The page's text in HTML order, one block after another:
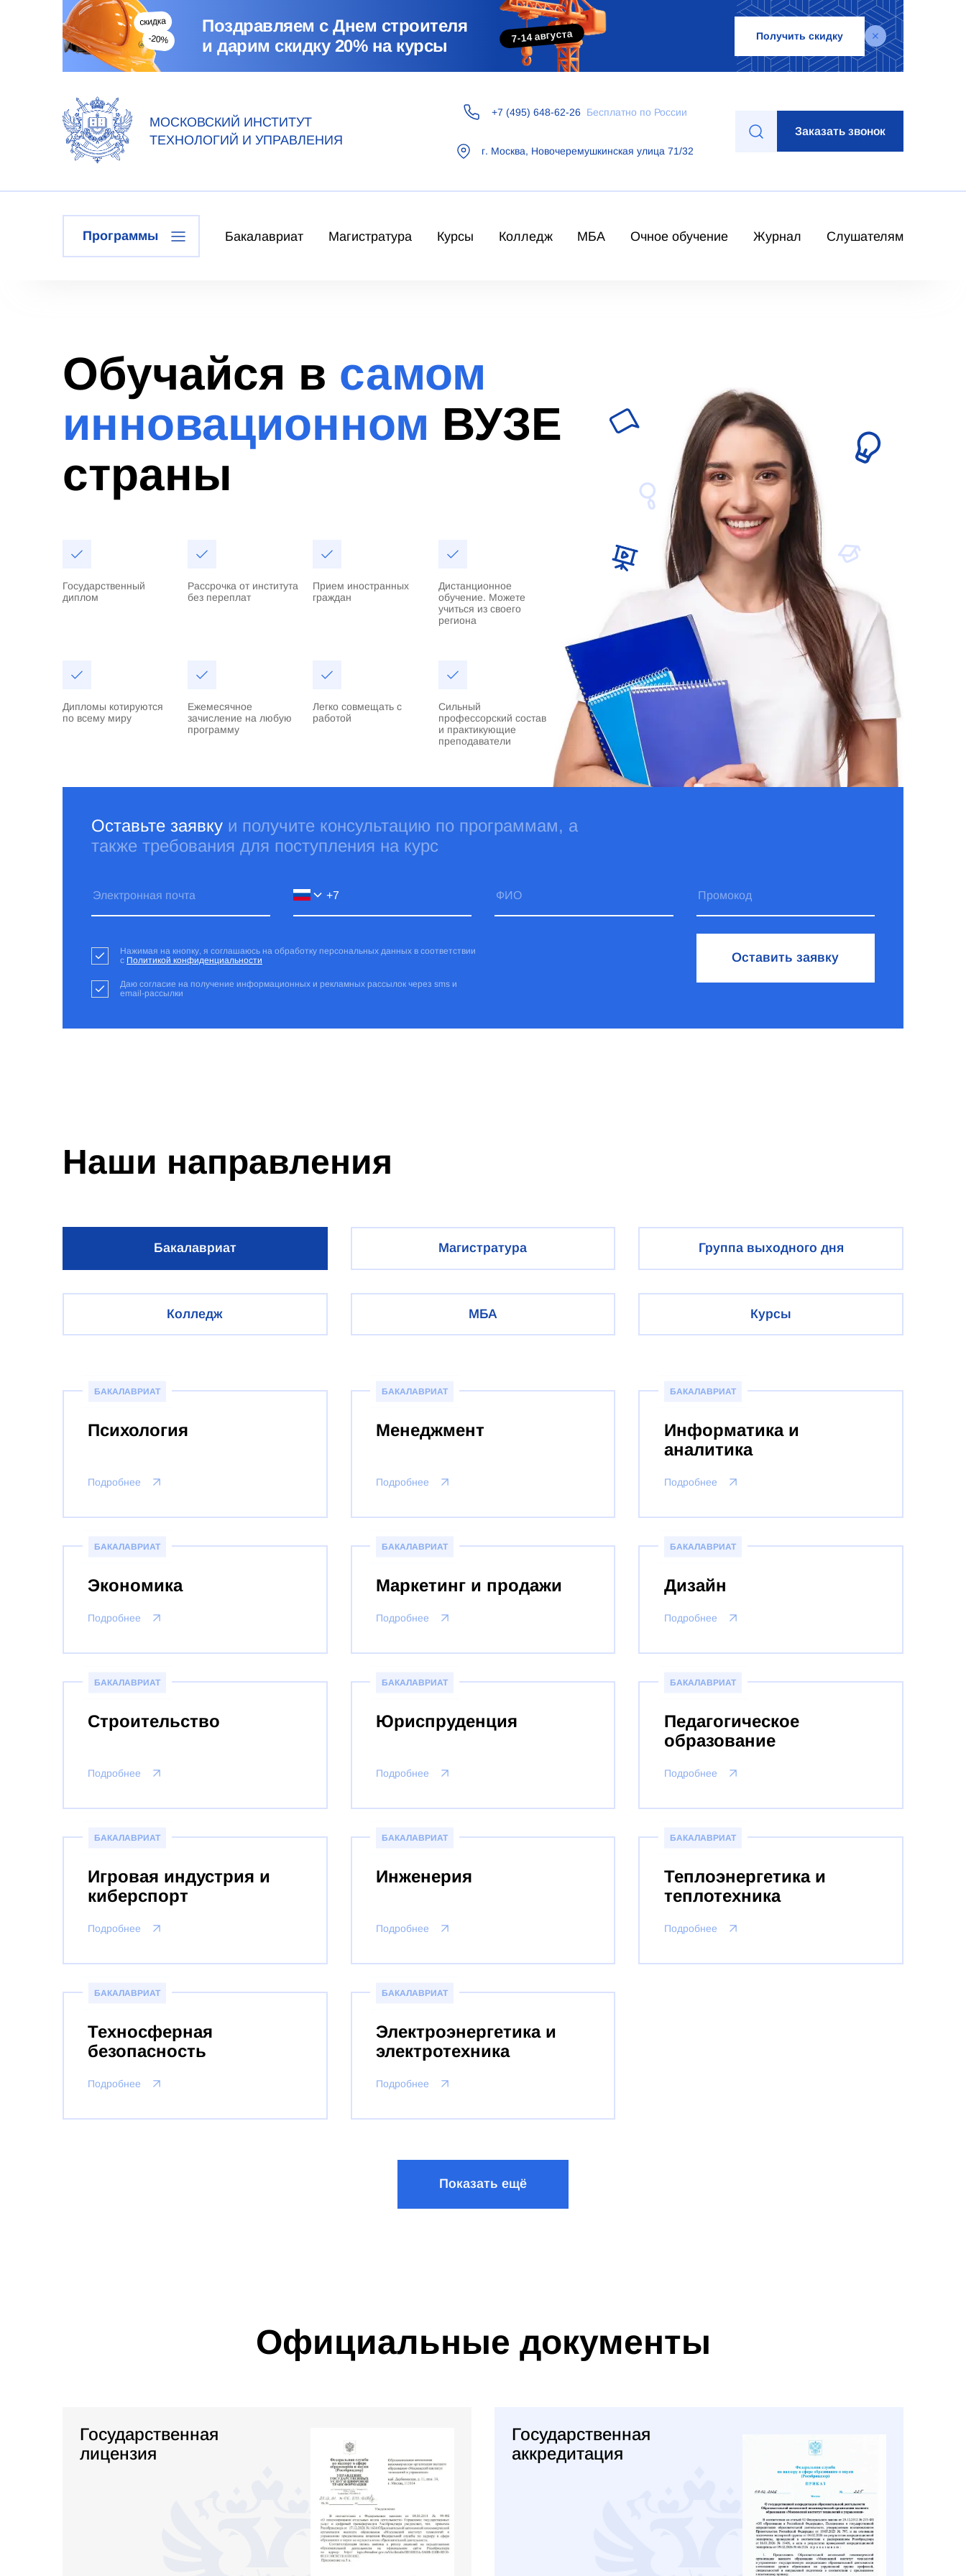
Поздравляем с Днем строителя
и дарим скидку 20% на курсы
7-14 августа Получить скидку
МОСКОВСКИЙ ИНСТИТУТ
ТЕХНОЛОГИЙ И УПРАВЛЕНИЯ
+7 (495) 648-62-26 Бесплатно по России
г. Москва, Новочеремушкинская улица 71/32
Заказать звонок
Программы Бакалавриат Магистратура Курсы Колледж МБА Очное обучение Журнал Слушателям
Обучайся в самом
инновационном ВУЗЕ
страны
Оставьте заявку и получите консультацию по программам, а
также требования для поступления на курс
Нажимая на кнопку, я соглашаюсь на обработку персональных данных в соответствии
с Политикой конфиденциальности
Даю согласие на получение информационных и рекламных рассылок через sms и
email-рассылки
Оставить заявку
Государственный
диплом
Рассрочка от института
без переплат
Прием иностранных
граждан
Дистанционное
обучение. Можете
учиться из своего
региона
Дипломы котируются
по всему миру
Ежемесячное
зачисление на любую
программу
Легко совмещать с
работой
Сильный
профессорский состав
и практикующие
преподаватели
Наши направления
Бакалавриат Магистратура Группа выходного дня
Колледж МБА Курсы
БАКАЛАВРИАТ
Психология
Подробнее
БАКАЛАВРИАТ
Менеджмент
Подробнее
БАКАЛАВРИАТ
Информатика и
аналитика
Подробнее
БАКАЛАВРИАТ
Экономика
Подробнее
БАКАЛАВРИАТ
Маркетинг и продажи
Подробнее
БАКАЛАВРИАТ
Дизайн
Подробнее
БАКАЛАВРИАТ
Строительство
Подробнее
БАКАЛАВРИАТ
Юриспруденция
Подробнее
БАКАЛАВРИАТ
Педагогическое
образование
Подробнее
БАКАЛАВРИАТ
Игровая индустрия и
киберспорт
Подробнее
БАКАЛАВРИАТ
Инженерия
Подробнее
БАКАЛАВРИАТ
Теплоэнергетика и
теплотехника
Подробнее
БАКАЛАВРИАТ
Техносферная
безопасность
Подробнее
БАКАЛАВРИАТ
Электроэнергетика и
электротехника
Подробнее
Показать ещё
Официальные документы
Государственная
лицензия
Государственная
аккредитация